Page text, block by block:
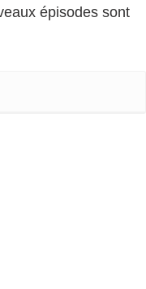
épisodes sont